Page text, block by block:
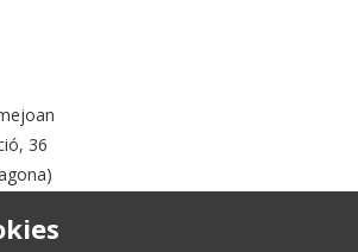
36